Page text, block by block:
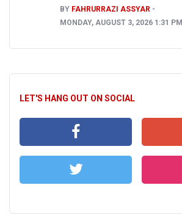
BY FAHRURRAZI ASSYAR
MONDAY, AUGUST 3, 2026 1:31 PM
LET'S HANG OUT ON SOCIAL